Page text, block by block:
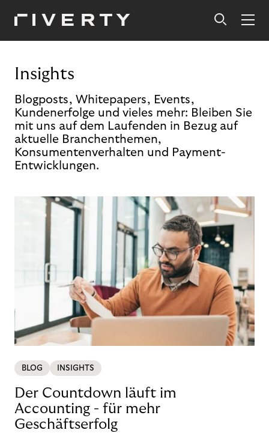
Insights
Blogposts, Whitepapers, Events,
Kundenerfolge und vieles mehr: Bleiben Sie
mit uns auf dem Laufenden in Bezug auf
aktuelle Branchenthemen,
Konsumentenverhalten und Payment-
Entwicklungen.
BLOG INSIGHTS
Der Countdown läuft im
Accounting - für mehr
Geschäftserfolg